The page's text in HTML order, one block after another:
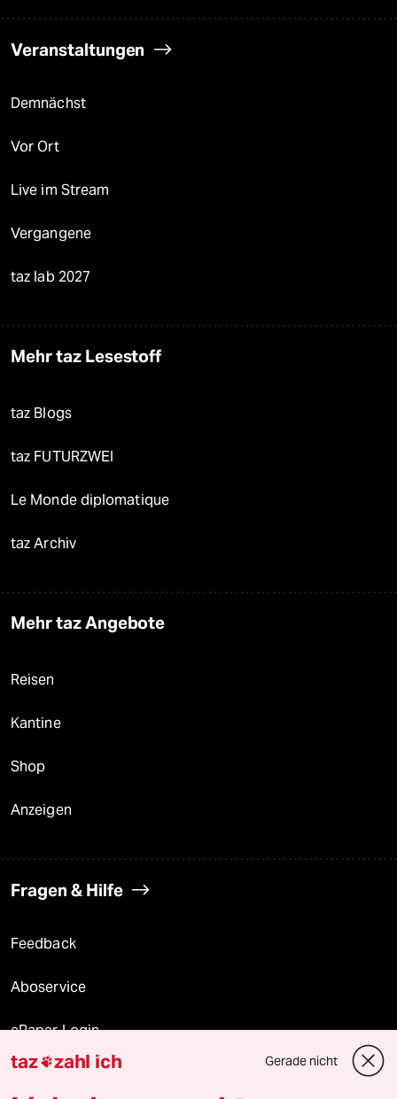
Veranstaltungen
Demnächst
Vor Ort
Live im Stream
Vergangene
taz lab 2027
Mehr taz Lesestoff
taz Blogs
taz FUTURZWEI
Le Monde diplomatique
taz Archiv
Mehr taz Angebote
Reisen
Kantine
Shop
Anzeigen
Fragen & Hilfe
Feedback
Aboservice
ePaper Login
Downloads für Abonnierende
taz zahl ich Gerade nicht